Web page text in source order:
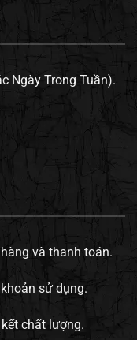
Ngày Trong Tuần).
và thanh toán.
sử dụng.
chất lượng.